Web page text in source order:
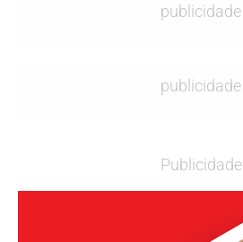
publicidade
publicidade
Publicidade